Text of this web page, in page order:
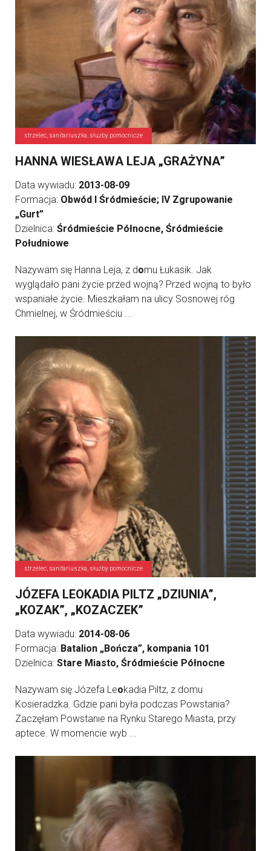
strzelec, sanitariuszka, służby pomocnicze
HANNA WIESŁAWA LEJA „GRAŻYNA”
Data wywiadu: 2013-08-09
Formacja: Obwód I Śródmieście; IV Zgrupowanie
„Gurt”
Dzielnica: Śródmieście Północne, Śródmieście
Południowe
Nazywam się Hanna Leja, z domu Łukasik. Jak
wyglądało pani życie przed wojną? Przed wojną to było
wspaniałe życie. Mieszkałam na ulicy Sosnowej róg
Chmielnej, w Śródmieściu ...
strzelec, sanitariuszka, służby pomocnicze
JÓZEFA LEOKADIA PILTZ „DZIUNIA”,
„KOZAK”, „KOZACZEK”
Data wywiadu: 2014-08-06
Formacja: Batalion „Bończa”, kompania 101
Dzielnica: Stare Miasto, Śródmieście Północne
Nazywam się Józefa Leokadia Piltz, z domu
Kosieradzka. Gdzie pani była podczas Powstania?
Zaczęłam Powstanie na Rynku Starego Miasta, przy
aptece. W momencie wyb ...